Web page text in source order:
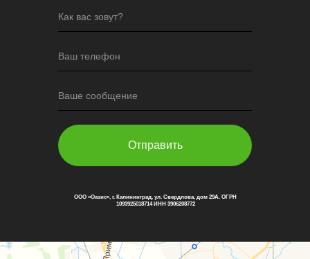
Как вас зовут?
Ваш телефон
Ваше сообщение
Отправить
ООО «Оазис», г. Калининград, ул. Свердлова, дом 29А. ОГРН
1093925018714 ИНН 3906208772